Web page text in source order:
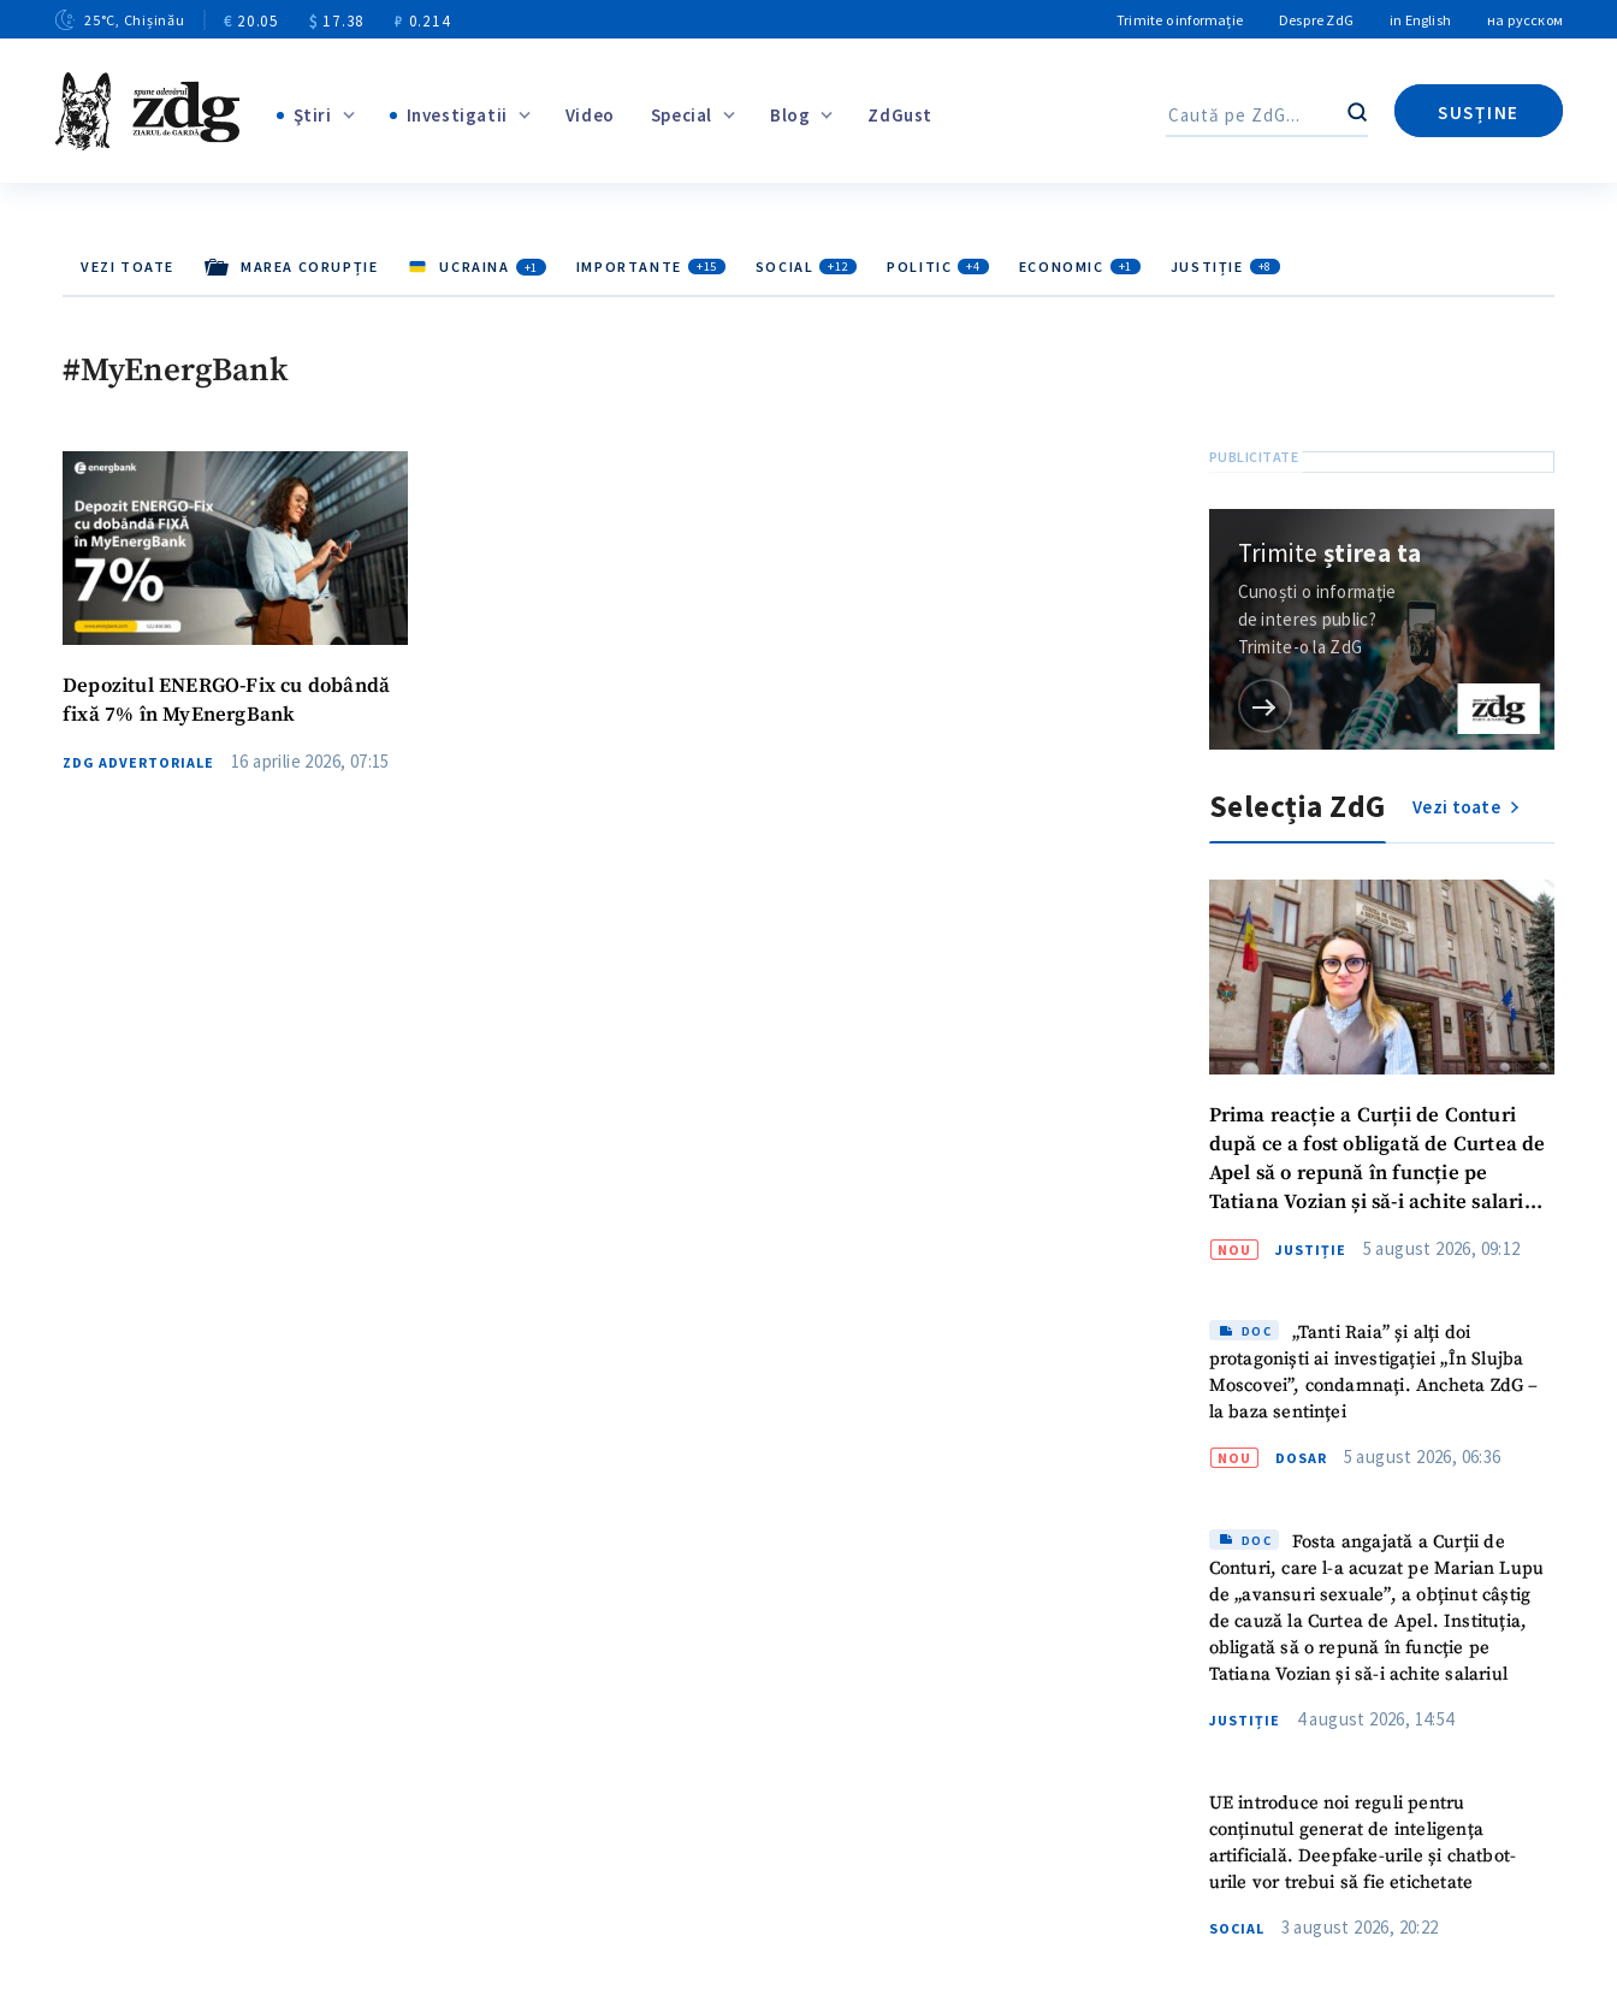
25°C, Chișinău € 20.05 $ 17.38 ₽ 0.214 Trimite o informație Despre ZdG in English на русском
Ştiri Investigatii Video Special Blog ZdGust Caută
SUSȚINE
Caută
VEZI TOATE MAREA CORUPȚIE UCRAINA +1 IMPORTANTE +15 SOCIAL +12 POLITIC +4 ECONOMIC +1 JUSTIȚIE +8
#MyEnergBank
Depozitul ENERGO-Fix cu dobândă
fixă 7% în MyEnergBank
ZDG ADVERTORIALE 16 aprilie 2026, 07:15
Trimiteștirea ta
Cunoști o informație
de interes public?
Trimite-o la ZdG
Selecția ZdG Vezi toate
Prima reacție a Curții de Conturi
după ce a fost obligată de Curtea de
Apel să o repună în funcție pe
Tatiana Vozian și să-i achite salariul
muncă”
NOU JUSTIȚIE 5 august 2026, 09:12
DOC
„Tanti Raia” și alți doi
protagoniști ai investigației „În Slujba
Moscovei”, condamnați. Ancheta ZdG –
la baza sentinței
NOU DOSAR 5 august 2026, 06:36
DOC
Fosta angajată a Curții de
Conturi, care l-a acuzat pe Marian Lupu
de „avansuri sexuale”, a obținut câștig
de cauză la Curtea de Apel. Instituția,
obligată să o repună în funcție pe
Tatiana Vozian și să-i achite salariul
JUSTIȚIE 4 august 2026, 14:54
UE introduce noi reguli pentru
conținutul generat de inteligența
artificială. Deepfake-urile și chatbot-
urile vor trebui să fie etichetate
SOCIAL 3 august 2026, 20:22